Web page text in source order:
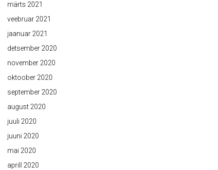
märts 2021
veebruar 2021
jaanuar 2021
detsember 2020
november 2020
oktoober 2020
september 2020
august 2020
juuli 2020
juuni 2020
mai 2020
aprill 2020